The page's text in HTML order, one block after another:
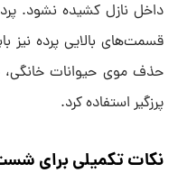
داخل نازل کشیده نشود.
قسمت‌های بالایی پرده نیز
حذف موی حیوانات
پرزگیر استفاده کرد.
نکات تکمیلی برای